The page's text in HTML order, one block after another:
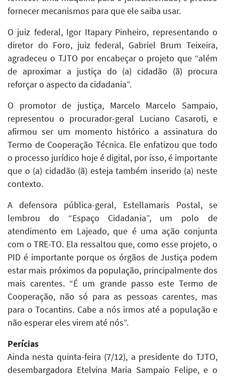
fornecer mecanismos para que ele saiba usar.
O juiz federal, Igor Itapary Pinheiro, representando o
diretor do Foro, juiz federal, Gabriel Brum Teixeira,
agradeceu o TJTO por encabeçar o projeto que “além
de aproximar a justiça do (a) cidadão (ã) procura
reforçar o aspecto da cidadania”.
O promotor de justiça, Marcelo Marcelo Sampaio,
representou o procurador-geral Luciano Casaroti, e
afirmou ser um momento histórico a assinatura do
Termo de Cooperação Técnica. Ele enfatizou que todo
o processo jurídico hoje é digital, por isso, é importante
que o (a) cidadão (ã) esteja também inserido (a) neste
contexto.
A defensora pública-geral, Estellamaris Postal, se
lembrou do “Espaço Cidadania”, um polo de
atendimento em Lajeado, que é uma ação conjunta
com o TRE-TO. Ela ressaltou que, como esse projeto, o
PID é importante porque os órgãos de Justiça podem
estar mais próximos da população, principalmente dos
mais carentes. “É um grande passo este Termo de
Cooperação, não só para as pessoas carentes, mas
para o Tocantins. Cabe a nós irmos até a população e
não esperar eles virem até nós”.
Perícias
Ainda nesta quinta-feira (7/12), a presidente do TJTO,
desembargadora Etelvina Maria Sampaio Felipe, e o